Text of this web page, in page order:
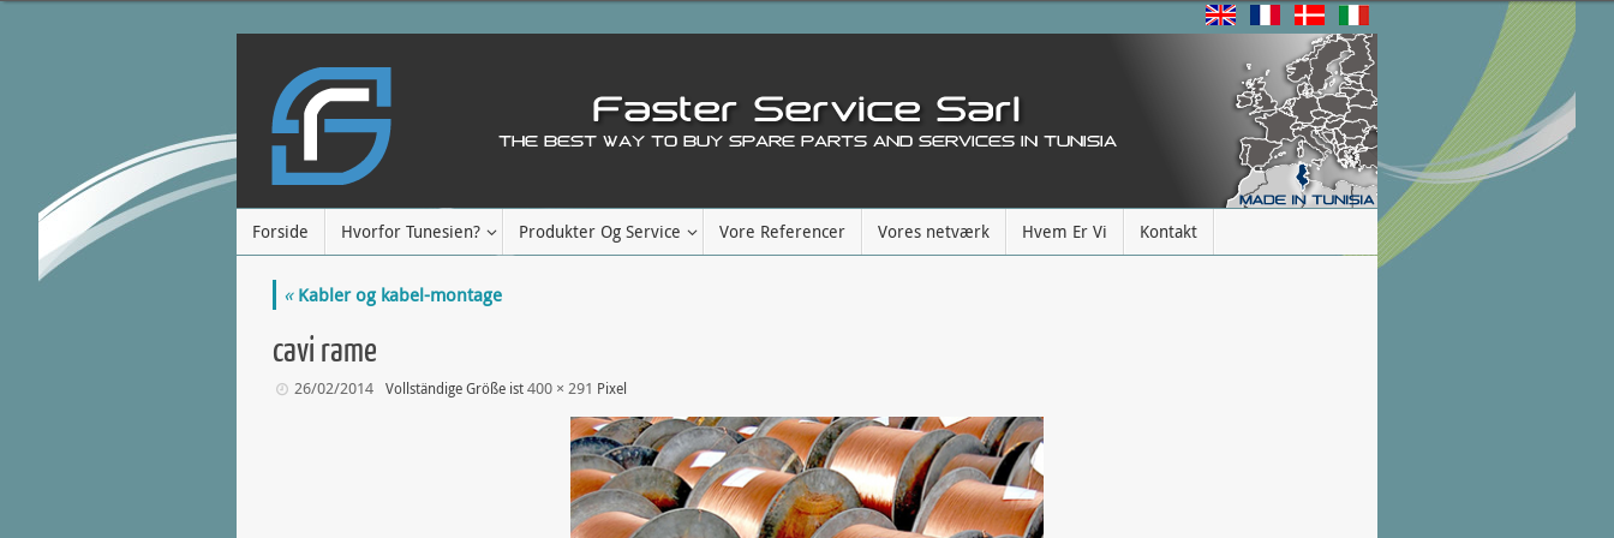
Forside Hvorfor Tunesien? Produkter Og Service Vore Referencer Vores netværk Hvem Er Vi Kontakt
«Kabler og kabel-montage
cavi rame
26/02/2014 Vollständige Größe ist400 × 291 Pixel